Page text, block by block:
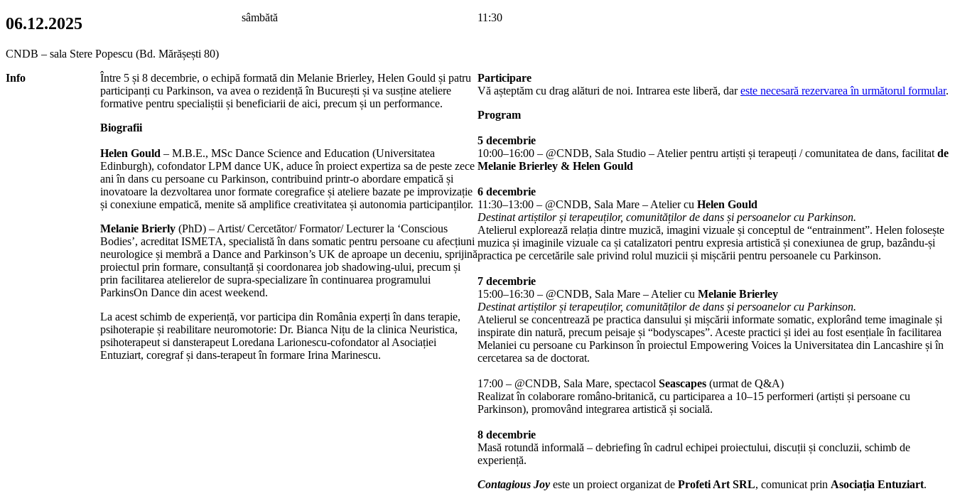
06.12.2025 sâmbătă 11:30
CNDB – sala Stere Popescu (Bd. Mărășești 80)
Info
Între 5 și 8 decembrie, o echipă formată din Melanie Brierley, Helen Gould și patru
participanți cu Parkinson, va avea o rezidență în București și va susține ateliere
formative pentru specialiștii și beneficiarii de aici, precum și un performance.
Biografii
Helen Gould – M.B.E., MSc Dance Science and Education (Universitatea
Edinburgh), cofondator LPM dance UK, aduce în proiect expertiza sa de peste zece
ani în dans cu persoane cu Parkinson, contribuind printr-o abordare empatică și
inovatoare la dezvoltarea unor formate coregrafice și ateliere bazate pe improvizație
și conexiune empatică, menite să amplifice creativitatea și autonomia participanților.
Melanie Brierly(PhD) – Artist/ Cercetător/ Formator/ Lecturer la ‘Conscious
Bodies’, acreditat ISMETA, specialistă în dans somatic pentru persoane cu afecțiuni
neurologice și membră a Dance and Parkinson’s UK de aproape un deceniu, sprijină
proiectul prin formare, consultanță și coordonarea job shadowing-ului, precum și
prin facilitarea atelierelor de supra-specializare în continuarea programului
ParkinsOn Dance din acest weekend.
La acest schimb de experiență, vor participa din România experți în dans terapie,
psihoterapie și reabilitare neuromotorie: Dr. Bianca Nițu de la clinica Neuristica,
psihoterapeut si dansterapeut Loredana Larionescu-cofondator al Asociației
Entuziart, coregraf și dans-terapeut în formare Irina Marinescu.
Participare
Vă așteptăm cu drag alături de noi. Intrarea este liberă, dareste necesară rezervarea în următorul formular.
Program
5 decembrie
10:00–16:00 – @CNDB, Sala Studio – Atelier pentru artiști și terapeuți / comunitatea de dans, facilitat de
Melanie Brierley & Helen Gould
6 decembrie
11:30–13:00 – @CNDB, Sala Mare – Atelier cu Helen Gould
Destinat artiștilor și terapeuților, comunităților de dans și persoanelor cu Parkinson.
Atelierul explorează relația dintre muzică, imagini vizuale și conceptul de “entrainment”. Helen folosește
muzica și imaginile vizuale ca și catalizatori pentru expresia artistică și conexiunea de grup, bazându-și
practica pe cercetările sale privind rolul muzicii și mișcării pentru persoanele cu Parkinson.
7 decembrie
15:00–16:30 – @CNDB, Sala Mare – Atelier cu Melanie Brierley
Destinat artiștilor și terapeuților, comunităților de dans și persoanelor cu Parkinson.
Atelierul se concentrează pe practica dansului și mișcării informate somatic, explorând teme imaginale și
inspirate din natură, precum peisaje și “bodyscapes”. Aceste practici și idei au fost esențiale în facilitarea
Melaniei cu persoane cu Parkinson în proiectul Empowering Voices la Universitatea din Lancashire și în
cercetarea sa de doctorat.
17:00 – @CNDB, Sala Mare, spectacol Seascapes (urmat de Q&A)
Realizat în colaborare româno-britanică, cu participarea a 10–15 performeri (artiști și persoane cu
Parkinson), promovând integrarea artistică și socială.
8 decembrie
Masă rotundă informală – debriefing în cadrul echipei proiectului, discuții și concluzii, schimb de
experiență.
Contagious Joy este un proiect organizat de Profeti Art SRL, comunicat prin Asociația Entuziart.